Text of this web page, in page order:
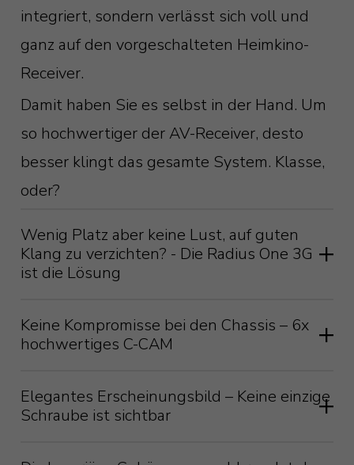
integriert, sondern verlässt sich voll und
ganz auf den vorgeschalteten Heimkino-
Receiver.
Damit haben Sie es selbst in der Hand. Um
so hochwertiger der AV-Receiver, desto
besser klingt das gesamte System. Klasse,
oder?
Wenig Platz aber keine Lust, auf guten
Klang zu verzichten? - Die Radius One 3G
ist die Lösung
Mit dem Radius One 3G können Sie
echtes Heimkino auf kleinstem Raum
Frontlautsprecher und der Center-
Keine Kompromisse bei den Chassis – 6x
hochwertiges C-CAM
Elegantes Erscheinungsbild – Keine einzige
Schraube ist sichtbar